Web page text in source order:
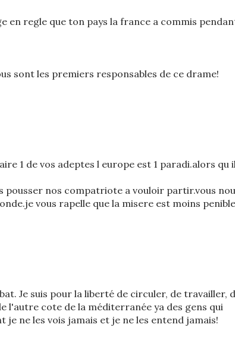
en regle que ton pays la france a commis
sont les premiers responsables de ce drame!
1 de vos adeptes l europe est 1 paradi.alors qu
pousser nos compatriote a vouloir partir.vous
vous rapelle que la misere est moins penible
Je suis pour la liberté de circuler, de travailler,
l'autre cote de la méditerranée ya des gens qui
je ne les vois jamais et je ne les entend jamais!